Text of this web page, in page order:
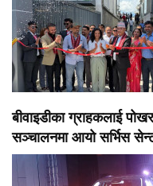
बीवाइडीका ग्राहकलाई
सञ्चालनमा आयो सर्भिस